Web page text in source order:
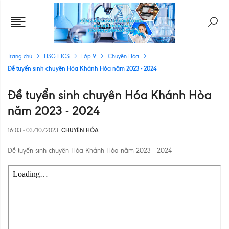
Trang chủ HSGTHCS Lớp 9 Chuyên Hóa
Đề tuyển sinh chuyên Hóa Khánh Hòa năm 2023 - 2024
Đề tuyển sinh chuyên Hóa Khánh Hòa
năm 2023 - 2024
16:03 - 03/10/2023 CHUYÊN HÓA
Đề tuyển sinh chuyên Hóa Khánh Hòa năm 2023 - 2024